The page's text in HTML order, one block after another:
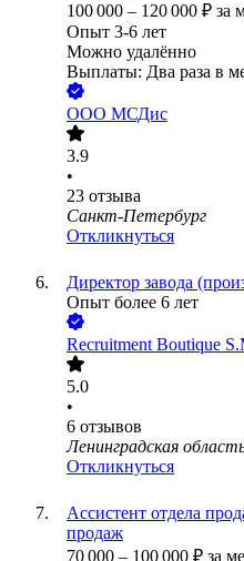
100 000 – 120 000 ₽ за
Опыт 3-6 лет
Можно удалённо
Выплаты: Два раза в
ООО МСДис
3.9
•
23 отзыва
Санкт-Петербург
Откликнуться
Директор завода
Опыт более 6 лет
Recruitment Boutique
5.0
•
6 отзывов
Ленинградская
Откликнуться
Ассистент отдела
продаж
70 000 – 100 000 ₽ за